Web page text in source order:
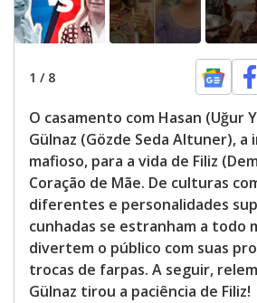
1 / 8
O casamento com Hasan (Uğur
Gülnaz (Gözde Seda Altuner), a
mafioso, para a vida de Filiz
Coração de Mãe. De culturas
diferentes e personalidades
cunhadas se estranham a todo
divertem o público com suas
trocas de farpas. A seguir,
Gülnaz tirou a paciência de Filiz!